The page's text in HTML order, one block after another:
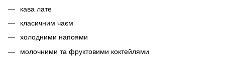
кава лате
класичним чаєм
холодними напоями
молочними та фруктовими коктейлями